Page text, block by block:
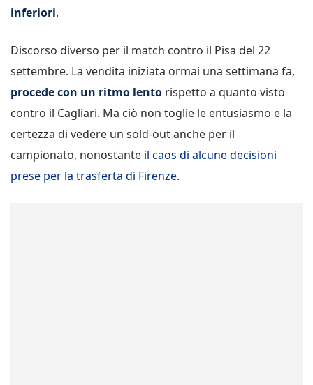
inferiori.
Discorso diverso per il match contro il Pisa del 22
settembre. La vendita iniziata ormai una settimana fa,
procede con un ritmo lento rispetto a quanto visto
contro il Cagliari. Ma ciò non toglie le entusiasmo e la
certezza di vedere un sold-out anche per il
campionato, nonostante il caos di alcune decisioni
prese per la trasferta di Firenze.